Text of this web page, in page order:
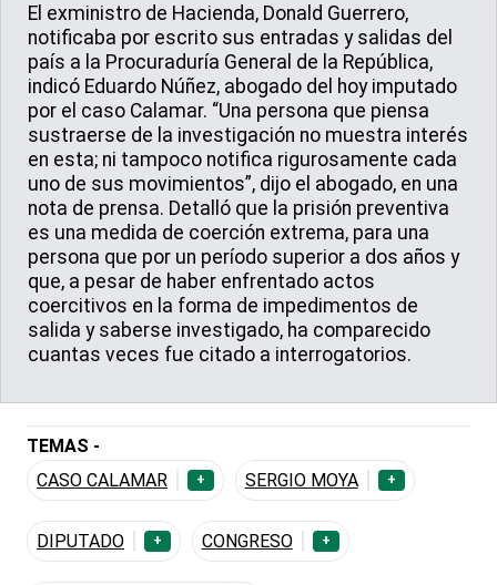
El exministro de Hacienda, Donald Guerrero,
notificaba por escrito sus entradas y salidas del
país a la Procuraduría General de la República,
indicó Eduardo Núñez, abogado del hoy imputado
por el caso Calamar. “Una persona que piensa
sustraerse de la investigación no muestra interés
en esta; ni tampoco notifica rigurosamente cada
uno de sus movimientos”, dijo el abogado, en una
nota de prensa. Detalló que la prisión preventiva
es una medida de coerción extrema, para una
persona que por un período superior a dos años y
que, a pesar de haber enfrentado actos
coercitivos en la forma de impedimentos de
salida y saberse investigado, ha comparecido
cuantas veces fue citado a interrogatorios.
TEMAS -
CASO CALAMAR
+ SERGIO MOYA +
DIPUTADO + CONGRESO +